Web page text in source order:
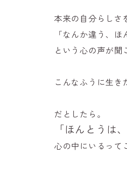
本来の自分らしさ
「なんか違う、ほ
という心の声が聞
こんなふうに生き
だとしたら。
「ほんとうは
心の中にいるって